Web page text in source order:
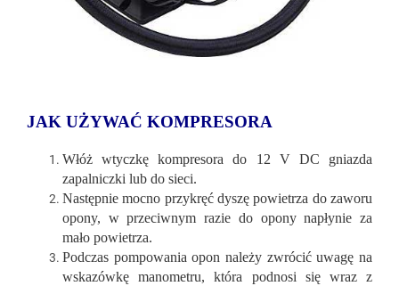
JAK UŻYWAĆ KOMPRESORA
Włóż wtyczkę kompresora do 12 V DC gniazda
zapalniczki lub do sieci.
Następnie mocno przykręć dyszę powietrza do zaworu
opony, w przeciwnym razie do opony napłynie za
mało powietrza.
Podczas pompowania opon należy zwrócić uwagę na
wskazówkę manometru, która podnosi się wraz z